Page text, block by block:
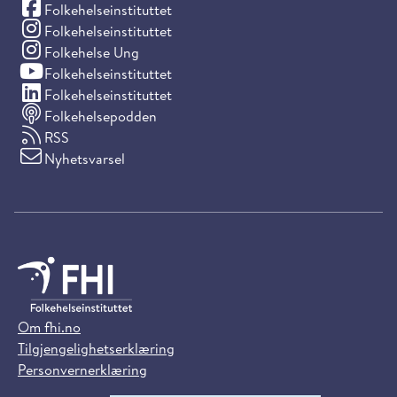
Folkehelseinstituttet
(Facebook)
Folkehelseinstituttet
(Instagram)
Folkehelse Ung
(Instagram)
Folkehelseinstituttet
(YouTube)
Folkehelseinstituttet
(LinkedIn)
Folkehelsepodden
RSS
Nyhetsvarsel
Om fhi.no
Tilgjengelighetserklæring
Personvernerklæring